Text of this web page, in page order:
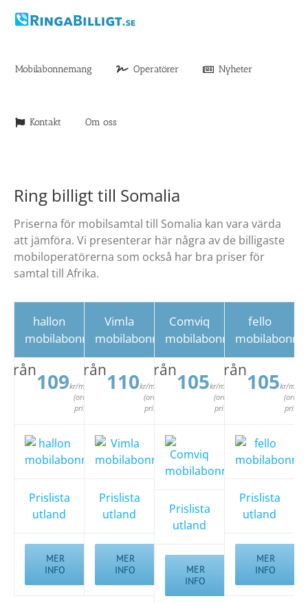
Mobilabonnemang Operatörer Nyheter
Kontakt Om oss
Ring billigt till Somalia
Priserna för mobilsamtal till Somalia kan vara värda
att jämföra. Vi presenterar här några av de billigaste
mobiloperatörerna som också har bra priser för
samtal till Afrika.
hallon
mobilabonnemang
Från109kr/mån
(ord.
pris)
Prislista
utland
MER
INFO
Vimla
mobilabonnemang
Från110kr/mån
(ord.
pris)
Prislista
utland
MER
INFO
Comviq
mobilabonnemang
Från105kr/mån
(ord.
pris)
Prislista
utland
MER
INFO
fello
Från105kr/mån
(ord.
pris)
Prislista
utland
MER
INFO